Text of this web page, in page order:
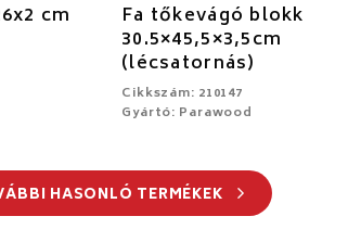
cm Fa tőkevágó blokk
30.5×45,5×3,5cm
(lécsatornás)
Cikkszám: 210147
Gyártó: Parawood
HASONLÓ TERMÉKEK